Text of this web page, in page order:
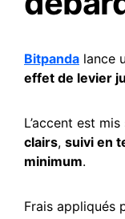
Bitpanda lance
effet de levier
L’accent est mis
clairs, suivi en
minimum.
Frais appliqués